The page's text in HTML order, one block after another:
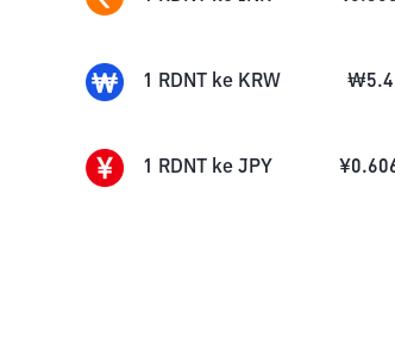
1 RDNT ke KRW ₩
1 RDNT ke JPY ¥